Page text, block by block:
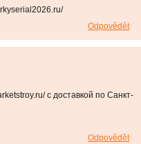
Odpovědět
с доставкой по Санкт-
Odpovědět